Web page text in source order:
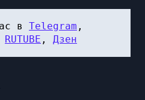
в Telegram
RUTUBE , Дзен